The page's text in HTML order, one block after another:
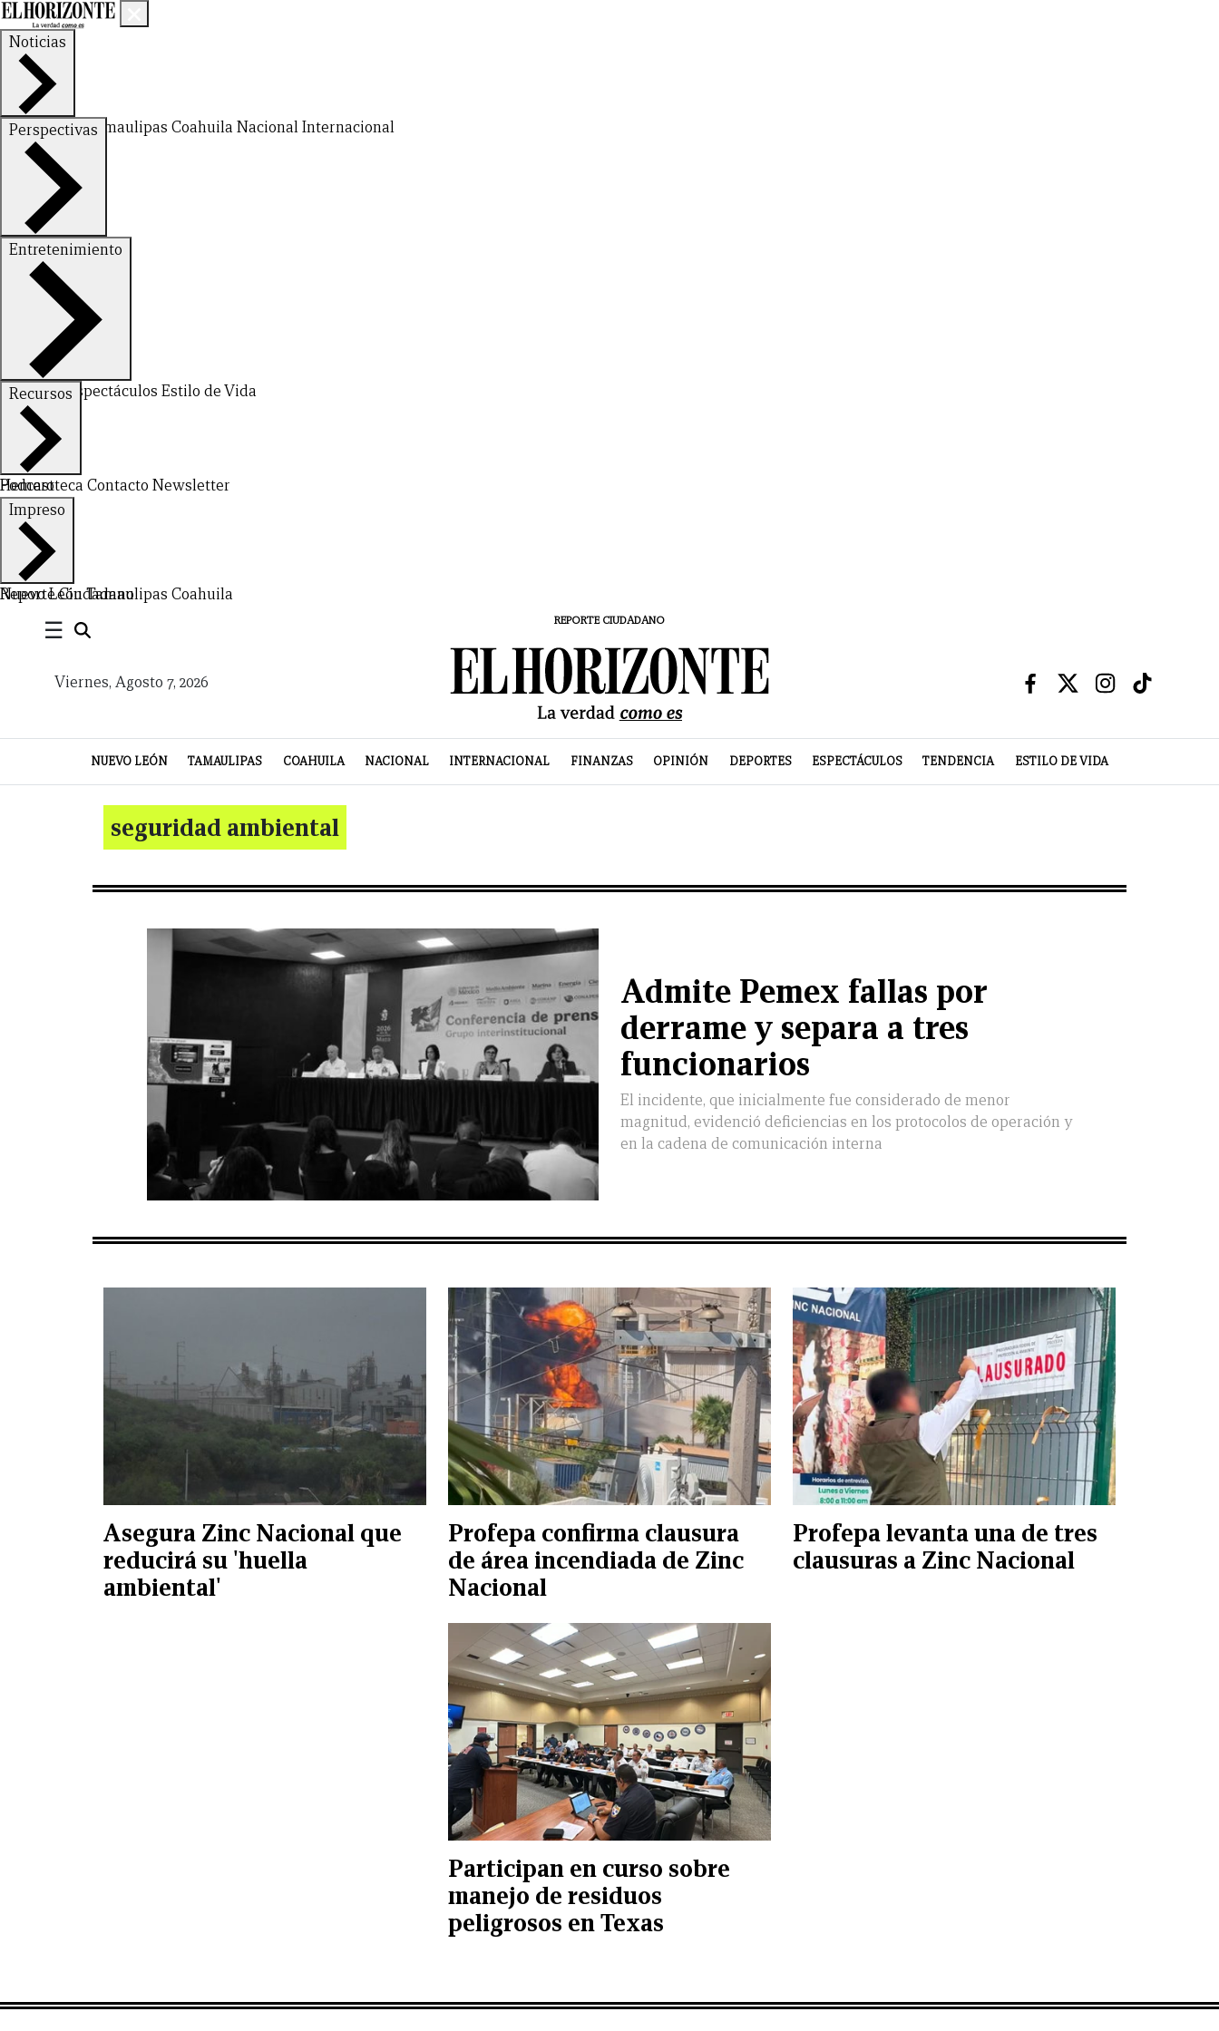
Noticias
Nuevo LeónTamaulipas Coahuila NacionalInternacional
Perspectivas
FinanzasOpinión
Entretenimiento
DeportesEspectáculos Estilo de Vida
Recursos
Hemeroteca Contacto Newsletter
Podcast
Impreso
Nuevo LeónTamaulipas Coahuila
Reporte Ciudadano
☰ REPORTE CIUDADANO
Viernes, Agosto 7, 2026
NUEVO LEÓN TAMAULIPAS COAHUILA NACIONAL INTERNACIONAL FINANZAS OPINIÓN DEPORTES ESPECTÁCULOS TENDENCIA ESTILO DE VIDA
CERRAR
X
NUEVO
LEÓN
TAMAULIPAS
COAHUILA
NACIONAL
INTERNACIONAL
FINANZAS
OPINIÓN
DEPORTES
ESPECTÁCULOS
TENDENCIA
ESTILO
DE
VIDA
PODCAST
CONTACTO
NEWSLETTER
HEMEROTECA
SUPLEMENTOS
seguridad ambiental
Admite Pemex fallas por
derrame y separa a tres
funcionarios
El incidente, que inicialmente fue considerado de menor
magnitud, evidenció deficiencias en los protocolos de operación y
en la cadena de comunicación interna
Asegura Zinc Nacional que
reducirá su 'huella
ambiental'
Profepa confirma clausura
de área incendiada de Zinc
Nacional
Profepa levanta una de tres
clausuras a Zinc Nacional
Participan en curso sobre
manejo de residuos
peligrosos en Texas